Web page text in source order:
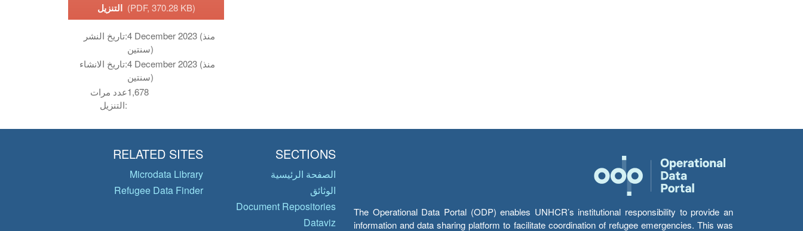
التنزيل (PDF, 370.28 KB)
تاريخ النشر:4 December 2023 (منذ
سنتين)
تاريخ الانشاء:4 December 2023 (منذ
سنتين)
عدد مرات
التنزيل:
1,678
The Operational Data Portal (ODP) enables UNHCR’s institutional responsibility to provide an
information and data sharing platform to facilitate coordination of refugee emergencies. This was
SECTIONS
الصفحة الرئيسية
الوثائق
Document Repositories
Dataviz
RELATED SITES
Microdata Library
Refugee Data Finder